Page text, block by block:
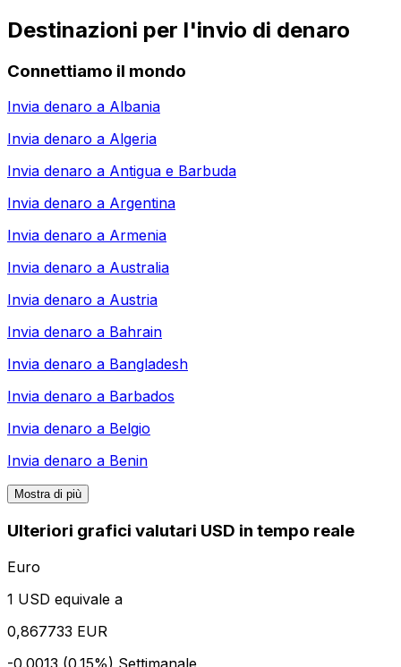
Destinazioni per l'invio di denaro
Connettiamo il mondo
Invia denaro a Albania
Invia denaro a Algeria
Invia denaro a Antigua e Barbuda
Invia denaro a Argentina
Invia denaro a Armenia
Invia denaro a Australia
Invia denaro a Austria
Invia denaro a Bahrain
Invia denaro a Bangladesh
Invia denaro a Barbados
Invia denaro a Belgio
Invia denaro a Benin
Mostra di più
Ulteriori grafici valutari USD in tempo reale
Euro
1 USD equivale a
0,867733 EUR
-0.0013 (0.15%) Settimanale